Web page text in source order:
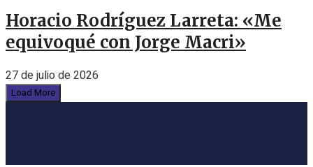
Horacio Rodríguez Larreta: «Me
equivoqué con Jorge Macri»
27 de julio de 2026
Load More